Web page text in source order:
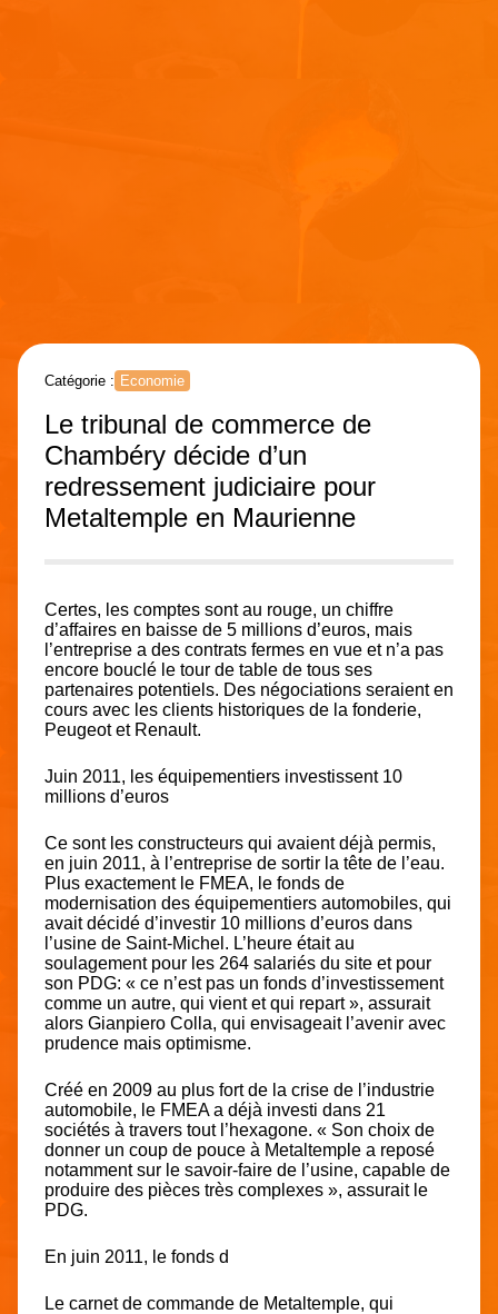
Catégorie : Economie
Le tribunal de commerce de
Chambéry décide d’un
redressement judiciaire pour
Metaltemple en Maurienne
Certes, les comptes sont au rouge, un chiffre
d’affaires en baisse de 5 millions d’euros, mais
l’entreprise a des contrats fermes en vue et n’a pas
encore bouclé le tour de table de tous ses
partenaires potentiels. Des négociations seraient en
cours avec les clients historiques de la fonderie,
Peugeot et Renault.
Juin 2011, les équipementiers investissent 10
millions d’euros
Ce sont les constructeurs qui avaient déjà permis,
en juin 2011, à l’entreprise de sortir la tête de l’eau.
Plus exactement le FMEA, le fonds de
modernisation des équipementiers automobiles, qui
avait décidé d’investir 10 millions d’euros dans
l’usine de Saint-Michel. L’heure était au
soulagement pour les 264 salariés du site et pour
son PDG: « ce n’est pas un fonds d’investissement
comme un autre, qui vient et qui repart », assurait
alors Gianpiero Colla, qui envisageait l’avenir avec
prudence mais optimisme.
Créé en 2009 au plus fort de la crise de l’industrie
automobile, le FMEA a déjà investi dans 21
sociétés à travers tout l’hexagone. « Son choix de
donner un coup de pouce à Metaltemple a reposé
notamment sur le savoir-faire de l’usine, capable de
produire des pièces très complexes », assurait le
PDG.
En juin 2011, le fonds d
Le carnet de commande de Metaltemple, qui